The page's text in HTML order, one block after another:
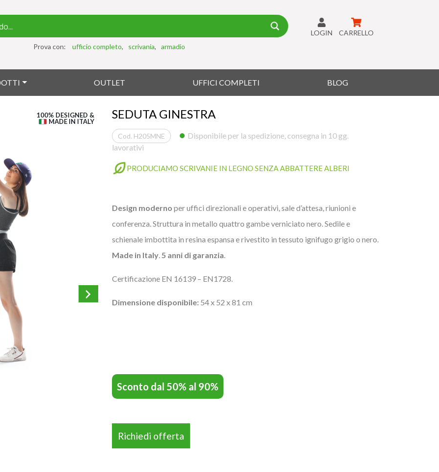
Prova con: ufficio completo scrivania armadio
LOGIN CARRELLO
OUTLET UFFICI COMPLETI BLOG
100% DESIGNED &
MADE IN ITALY
SEDUTA GINESTRA
Cod. H205MNE
Disponibile per la spedizione, consegna in 10 gg.
lavorativi
PRODUCIAMO SCRIVANIE IN LEGNO SENZA ABBATTERE ALBERI
Design moderno per uffici direzionali e operativi, sale d’attesa, riunioni e
conferenza. Struttura in metallo quattro gambe verniciato nero. Sedile e
schienale imbottita in resina espansa e rivestito in tessuto ignifugo grigio o nero.
Made in Italy. 5 anni di garanzia
Certificazione EN 16139 – EN1728.
Dimensione disponibile: 54 x 52 x 81 cm
Sconto dal 50% al 90%
Richiedi offerta